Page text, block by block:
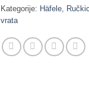
Kategorije: Häfele
vrata